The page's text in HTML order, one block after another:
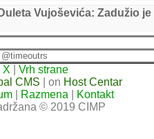
Vujoševića: Zadužio je
@timeoutrs
X |Vrh strane
CMS | on Host Centar
Razmena
Kontakt
© 2019 CIMP